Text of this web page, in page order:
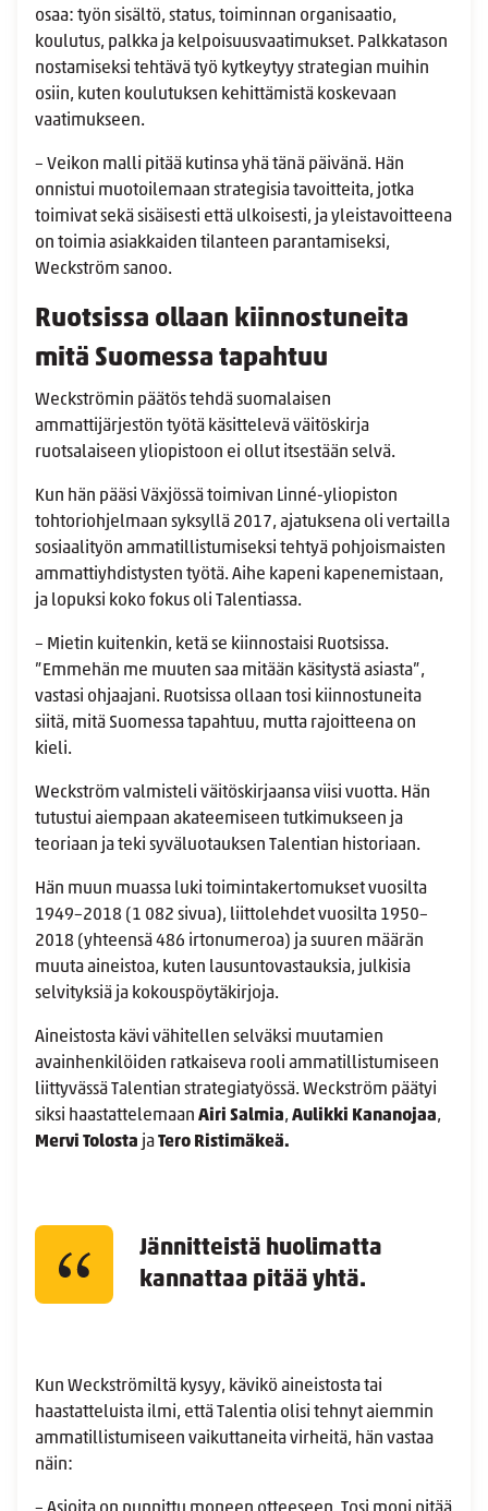
osaa: työn sisältö, status, toiminnan organisaatio,
koulutus, palkka ja kelpoisuusvaatimukset. Palkkatason
nostamiseksi tehtävä työ kytkeytyy strategian muihin
osiin, kuten koulutuksen kehittämistä koskevaan
vaatimukseen.
– Veikon malli pitää kutinsa yhä tänä päivänä. Hän
onnistui muotoilemaan strategisia tavoitteita, jotka
toimivat sekä sisäisesti että ulkoisesti, ja yleistavoitteena
on toimia asiakkaiden tilanteen parantamiseksi,
Weckström sanoo.
Ruotsissa ollaan kiinnostuneita
mitä Suomessa tapahtuu
Weckströmin päätös tehdä suomalaisen
ammattijärjestön työtä käsittelevä väitöskirja
ruotsalaiseen yliopistoon ei ollut itsestään selvä.
Kun hän pääsi Växjössä toimivan Linné-yliopiston
tohtoriohjelmaan syksyllä 2017, ajatuksena oli vertailla
sosiaalityön ammatillistumiseksi tehtyä pohjoismaisten
ammattiyhdistysten työtä. Aihe kapeni kapenemistaan,
ja lopuksi koko fokus oli Talentiassa.
– Mietin kuitenkin, ketä se kiinnostaisi Ruotsissa.
”Emmehän me muuten saa mitään käsitystä asiasta”,
vastasi ohjaajani. Ruotsissa ollaan tosi kiinnostuneita
siitä, mitä Suomessa tapahtuu, mutta rajoitteena on
kieli.
Weckström valmisteli väitöskirjaansa viisi vuotta. Hän
tutustui aiempaan akateemiseen tutkimukseen ja
teoriaan ja teki syväluotauksen Talentian historiaan.
Hän muun muassa luki toimintakertomukset vuosilta
1949–2018 (1 082 sivua), liittolehdet vuosilta 1950–
2018 (yhteensä 486 irtonumeroa) ja suuren määrän
muuta aineistoa, kuten lausuntovastauksia, julkisia
selvityksiä ja kokouspöytäkirjoja.
Aineistosta kävi vähitellen selväksi muutamien
avainhenkilöiden ratkaiseva rooli ammatillistumiseen
liittyvässä Talentian strategiatyössä. Weckström päätyi
siksi haastattelemaan Airi Salmia,Aulikki Kananojaa,
Mervi Tolosta jaTero Ristimäkeä.
Jännitteistä huolimatta
kannattaa pitää yhtä.
Kun Weckströmiltä kysyy, kävikö aineistosta tai
haastatteluista ilmi, että Talentia olisi tehnyt aiemmin
ammatillistumiseen vaikuttaneita virheitä, hän vastaa
näin: